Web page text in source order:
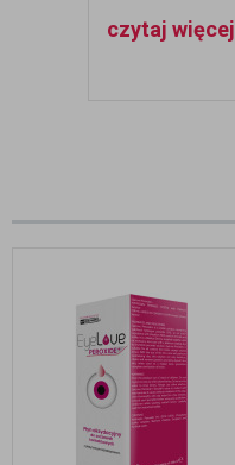
PIELĘGNOWAĆ?
czytaj więcej